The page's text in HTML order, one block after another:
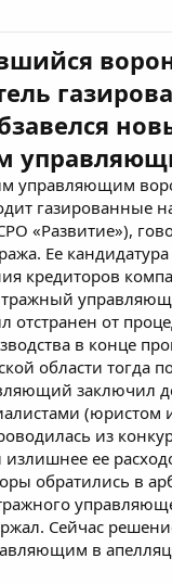
управляющим
газированные
«Развитие»),
Ее
кредиторов
отстранен от
в конце
области тогда
заключил
(юристом
из
излишнее ее
обратились в
Сейчас
в